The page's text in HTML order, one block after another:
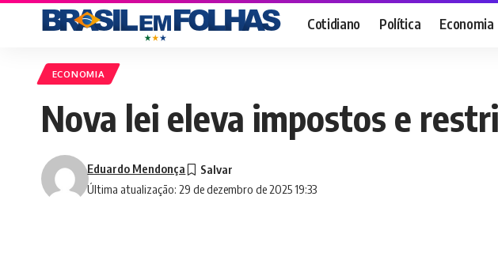
Cotidiano Política Economia
ECONOMIA
Nova lei eleva impostos e
Última atualização: 29 de dezembro de 2025 19:33
Eduardo Mendonça